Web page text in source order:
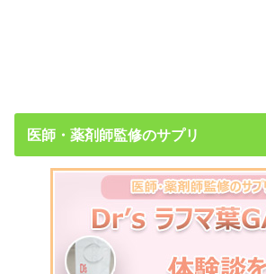
医師・薬剤師監修のサプリ